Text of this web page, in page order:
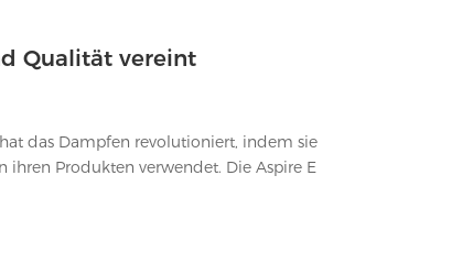
Qualität vereint
Produkten verwendet. Die Aspire E